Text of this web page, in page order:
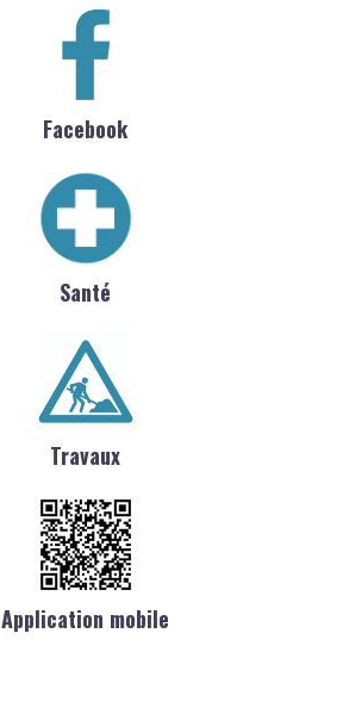
Facebook
Santé
Travaux
Application mobile